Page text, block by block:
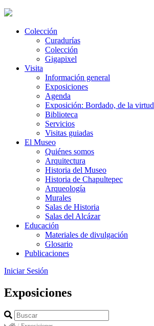
Colección
Curadurías
Colección
Gigapixel
Visita
Información general
Exposiciones
Agenda
Exposición: Bordado, de la virtud
Biblioteca
Servicios
Visitas guiadas
El Museo
Quiénes somos
Arquitectura
Historia del Museo
Historia de Chapultepec
Arqueología
Murales
Salas de Historia
Salas del Alcázar
Educación
Materiales de divulgación
Glosario
Publicaciones
Iniciar Sesión
Exposiciones